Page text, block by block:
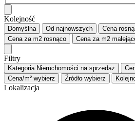
Kolejność
Domyślna Od najnowszych Cena
Cena za m2 rosnąco Cena za m2
Filtry
Kategoria Nieruchomości na sprzedaż
Cena/m² wybierz Źródło wybierz
Lokalizacja